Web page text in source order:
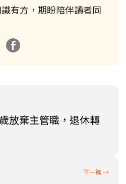
有方，期盼陪伴讀者同
放棄主管職，退休轉